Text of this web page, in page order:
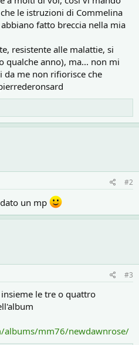
le istruzioni di Commelina
fatto breccia nella mia
resistente alle malattie, si
qualche anno), ma... non mi
da me non rifiorisce che
#2
un mp
#3
le tre o quattro
albums/mm76/newdawnrose/